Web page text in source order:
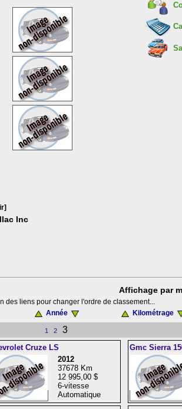
Inc
Affichage par
des liens pour changer l'ordre de classement...
Année Kilométrage
1 2 3
Cruze LS
2012
37678 Km
12 995,00 $
6-vitesse
Automatique
Gmc Sierra